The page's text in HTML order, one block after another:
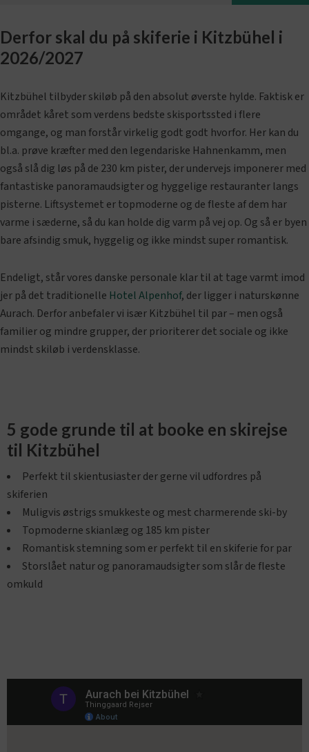
Derfor skal du på skiferie i Kitzbühel i
2026/2027
Kitzbühel tilbyder skiløb på den absolut øverste hylde. Faktisk er
området kåret som verdens bedste skisportssted i flere
omgange, og man forstår virkelig godt godt hvorfor. Her kan du
bl.a. prøve kræfter med den legendariske Hahnenkamm, men
også slå dig løs på de 230 km pister, der undervejs imponerer med
fantastiske panoramaudsigter og hyggelige restauranter langs
pisterne. Liftsystemet er topmoderne og de fleste af dem har
varme i sæderne, så du kan holde dig varm på vej op. Og så er byen
bare afsindig smuk, hyggelig og ikke mindst super romantisk.
Endeligt, står vores danske personale klar til at tage varmt imod
jer på det traditionelle Hotel Alpenhof, der ligger i naturskønne
Aurach. Derfor anbefaler vi især Kitzbühel til par – men også
familier og mindre grupper, der prioriterer det sociale og ikke
mindst skiløb i verdensklasse.
5 gode grunde til at booke en skirejse
til Kitzbühel
Perfekt til skientusiaster der gerne vil udfordres på
skiferien
Muligvis østrigs smukkeste og mest charmerende ski-by
Topmoderne skianlæg og 185 km pister
Romantisk stemning som er perfekt til en skiferie for par
Storslået natur og panoramaudsigter som slår de fleste
omkuld